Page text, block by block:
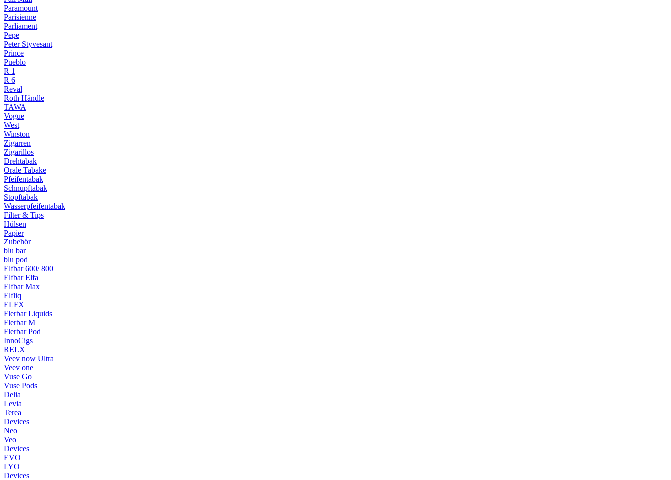
Paramount
Parisienne
Parliament
Pepe
Peter Styvesant
Prince
Pueblo
R 1
R 6
Reval
Roth Händle
TAWA
Vogue
West
Winston
Zigarren
Zigarillos
Drehtabak
Orale Tabake
Pfeifentabak
Schnupftabak
Stopftabak
Wasserpfeifentabak
Filter & Tips
Hülsen
Papier
Zubehör
blu bar
blu pod
Elfbar 600/ 800
Elfbar Elfa
Elfbar Max
Elfliq
ELFX
Flerbar Liquids
Flerbar M
Flerbar Pod
InnoCigs
RELX
Veev now Ultra
Veev one
Vuse Go
Vuse Pods
Delia
Levia
Terea
Devices
Neo
Veo
Devices
EVO
LYO
Devices